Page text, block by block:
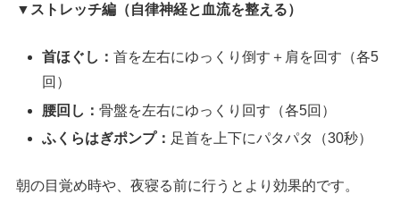
▼ストレッチ編（自律神経と血流を整える）
首ほぐし：首を左右にゆっくり倒す＋肩を回す（各5
回）
腰回し：骨盤を左右にゆっくり回す（各5回）
ふくらはぎポンプ： 足首を上下にパタパタ（30秒）
朝の目覚め時や、夜寝る前に行うとより効果的です。